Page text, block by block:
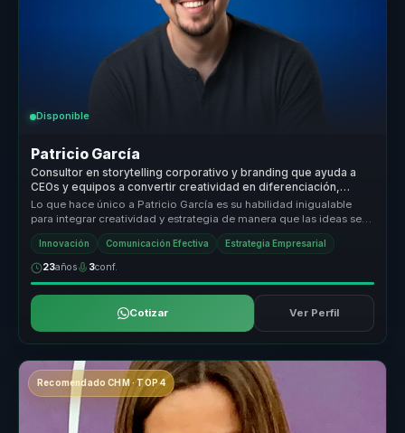
Disponible
Patricio García
Consultor en storytelling corporativo y branding que ayuda a
CEOs y equipos a convertir creatividad en diferenciación,
experiencia y crecimiento.
Lo que hace único a Patricio García es su habilidad inigualable
para integrar creatividad y estrategia de manera que las ideas se
convier...
Innovación Comunicación Efectiva Estrategia Empresarial
23años 3conf.
Cotizar Ver Perfil
Recomendado CHM · TOP 4